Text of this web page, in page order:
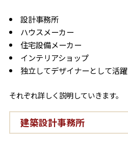
設計事務所
ハウスメーカー
住宅設備メーカー
インテリアショップ
独立してデザイナーとして活躍
それぞれ詳しく説明していきます。
建築設計事務所